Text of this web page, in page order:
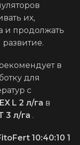
их,
и продолжать
в
для
с
L 2 л/га в
3 л/га .
10:40:10 1